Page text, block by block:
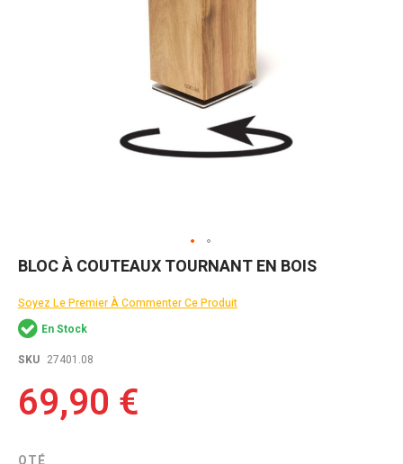
Skip
beginning
of
the
images
BLOC À COUTEAUX TOURNANT EN BOIS
Soyez Le Premier À Commenter Ce Produit
En Stock
SKU 27401.08
69,90 €